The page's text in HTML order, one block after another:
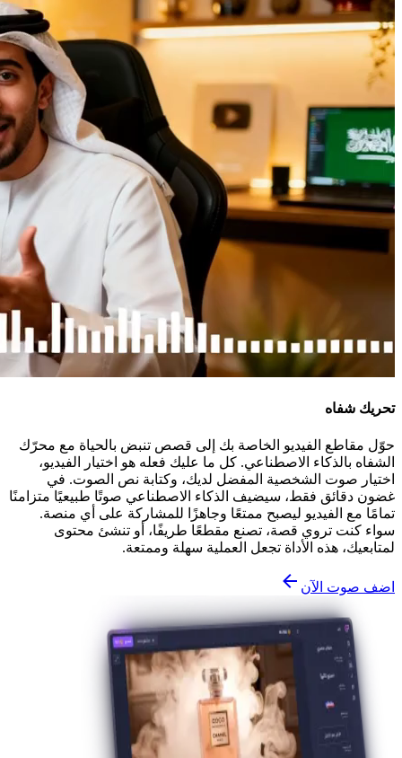
تحريك شفاه
حوّل مقاطع الفيديو الخاصة بك إلى قصص تنبض بالحياة مع محرّك
الشفاه بالذكاء الاصطناعي. كل ما عليك فعله هو اختيار الفيديو،
اختيار صوت الشخصية المفضل لديك، وكتابة نص الصوت. في
غضون دقائق فقط، سيضيف الذكاء الاصطناعي صوتًا طبيعيًا متزامنًا
تمامًا مع الفيديو ليصبح ممتعًا وجاهزًا للمشاركة على أي منصة.
سواء كنت تروي قصة، تصنع مقطعًا طريفًا، أو تنشئ محتوى
لمتابعيك، هذه الأداة تجعل العملية سهلة وممتعة.
اضف صوت الآن